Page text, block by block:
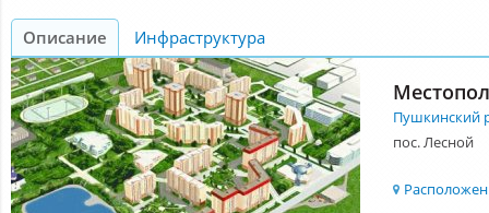
Описание Инфраструктура
Пушкинский
пос. Лесной